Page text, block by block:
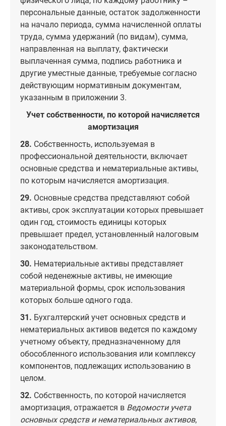
персональные данные, остаток задолженности
на начало периода, сумма начисленной оплаты
труда, сумма удержаний (по видам), сумма,
направленная на выплату, фактически
выплаченная сумма, подпись работника и
другие уместные данные, требуемые согласно
действующим нормативным документам,
указанным в приложении 3.
Учет собственности, по которой начисляется
амортизация
28. Собственность, используемая в
профессиональной деятельности, включает
основные средства и нематериальные активы,
по которым начисляется амортизация.
29. Основные средства представляют собой
активы, срок эксплуатации которых превышает
один год, стоимость единицы которых
превышает предел, установленный налоговым
законодательством.
30. Нематериальные активы представляет
собой неденежные активы, не имеющие
материальной формы, срок использования
которых больше одного года.
31. Бухгалтерский учет основных средств и
нематериальных активов ведется по каждому
учетному объекту, предназначенному для
обособленного использования или комплексу
компонентов, подлежащих использованию в
целом.
32. Собственность, по которой начисляется
амортизация, отражается в Ведомости учета
основных средств и нематериальных активов,